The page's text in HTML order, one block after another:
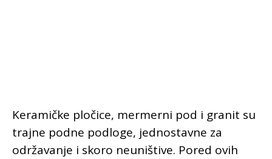
Keramičke pločice, mermerni pod i granit su
trajne podne podloge, jednostavne za
održavanje i skoro neuništive. Pored ovih